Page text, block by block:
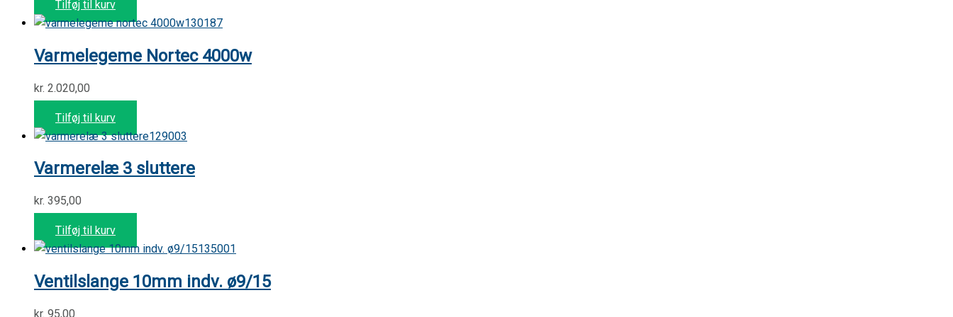
Tilføj til kurv
130187
Varmelegeme Nortec 4000w
kr. 2.020,00
Tilføj til kurv
129003
Varmerelæ 3 sluttere
kr. 395,00
Tilføj til kurv
135001
Ventilslange 10mm indv. ø9/15
kr. 95,00